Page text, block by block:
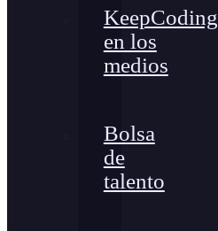
KeepCoding
en los
medios
Bolsa
de
talento